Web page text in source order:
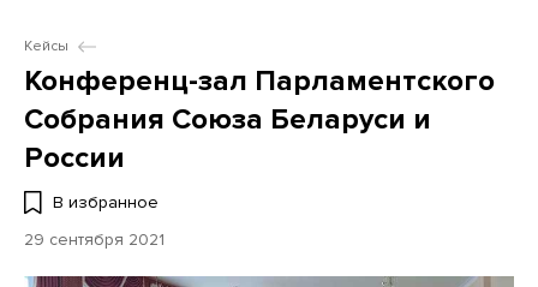
Кейсы
Конференц-зал Парламентского
Собрания Союза Беларуси и
России
В избранное
29 сентября 2021